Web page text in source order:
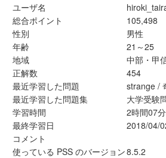
ユーザ名
総合ポイント
105,498
性別
男性
年齢
21～25
地域
中部・甲
正解数
454
最近学習した問題
strange /
最近学習した問題集
大学受験
学習時間
2時間07分
最終学習日
2018/04/
コメント
使っている PSS のバージョン8.5.2